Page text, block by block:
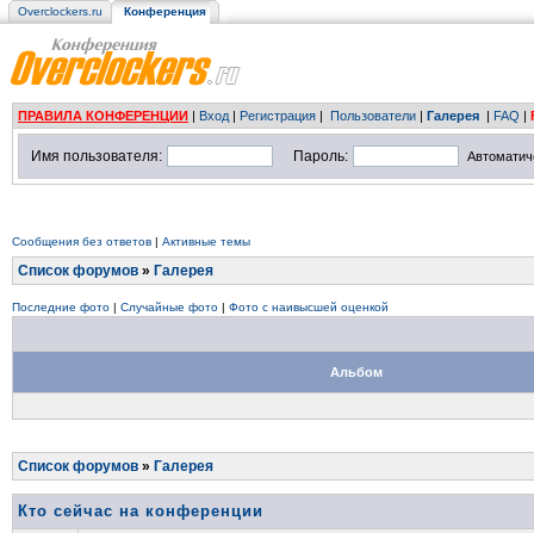
Overclockers.ru Конференция
ПРАВИЛА КОНФЕРЕНЦИИ | Вход | Регистрация | Пользователи | Галерея | FAQ |
Имя пользователя: Пароль:
Сообщения без ответов | Активные темы
Список форумов » Галерея
Последние фото | Случайные фото | Фото с наивысшей оценкой
Альбом
Список форумов » Галерея
Кто сейчас на конференции